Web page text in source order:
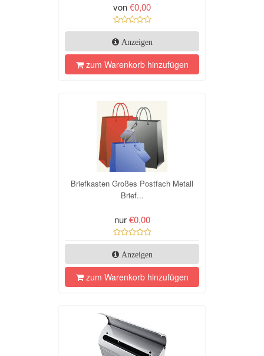
von€0,00
Anzeigen
zum Warenkorb hinzufügen
Briefkasten Großes Postfach Metall
Brief...
nur €0,00
Anzeigen
zum Warenkorb hinzufügen